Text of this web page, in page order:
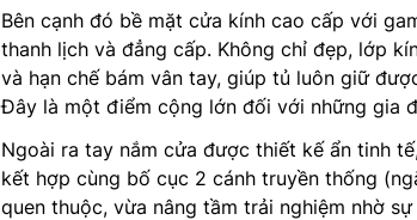
Bên cạnh đó bề mặt cửa kính cao cấp với
thanh lịch và đẳng cấp. Không chỉ đẹp, lớp
và hạn chế bám vân tay, giúp tủ luôn giữ
Đây là một điểm cộng lớn đối với những gia
Ngoài ra tay nắm cửa được thiết kế ẩn tinh
kết hợp cùng bố cục 2 cánh truyền thống
quen thuộc, vừa nâng tầm trải nghiệm nhờ